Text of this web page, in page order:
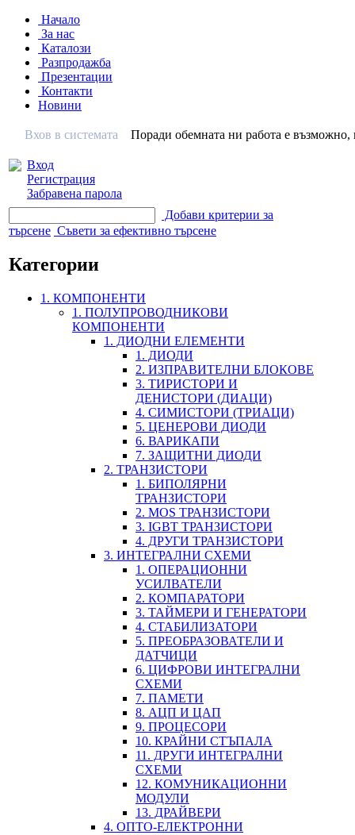
Начало
За нас
Каталози
Разпродажба
Презентации
Контакти
Новини
Вхов в системата
Вход
Регистрация
Забравена парола
Поради обемната ни работа е
Добави критерии за
търсене Съвети за ефективно търсене
Категории
1. КОМПОНЕНТИ
1. ПОЛУПРОВОДНИКОВИ
КОМПОНЕНТИ
1. ДИОДНИ ЕЛЕМЕНТИ
1. ДИОДИ
2. ИЗПРАВИТЕЛНИ БЛОКОВЕ
3. ТИРИСТОРИ И
ДЕНИСТОРИ (ДИАЦИ)
4. СИМИСТОРИ (ТРИАЦИ)
5. ЦЕНЕРОВИ ДИОДИ
6. ВАРИКАПИ
7. ЗАЩИТНИ ДИОДИ
2. ТРАНЗИСТОРИ
1. БИПОЛЯРНИ
ТРАНЗИСТОРИ
2. MOS ТРАНЗИСТОРИ
3. IGBT ТРАНЗИСТОРИ
4. ДРУГИ ТРАНЗИСТОРИ
3. ИНТЕГРАЛНИ СХЕМИ
1. ОПЕРАЦИОННИ
УСИЛВАТЕЛИ
2. КОМПАРАТОРИ
3. ТАЙМЕРИ И ГЕНЕРАТОРИ
4. СТАБИЛИЗАТОРИ
5. ПРЕОБРАЗОВАТЕЛИ И
ДАТЧИЦИ
6. ЦИФРОВИ ИНТЕГРАЛНИ
СХЕМИ
7. ПАМЕТИ
8. АЦП И ЦАП
9. ПРОЦЕСОРИ
10. КРАЙНИ СТЪПАЛА
11. ДРУГИ ИНТЕГРАЛНИ
СХЕМИ
12. КОМУНИКАЦИОННИ
МОДУЛИ
13. ДРАЙВЕРИ
4. ОПТО-ЕЛЕКТРОННИ